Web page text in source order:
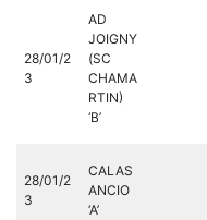
28/01/2
3
AD
JOIGNY
(SC
CHAMA
RTIN)
‘B’
28/01/2
3
CALAS
ANCIO
‘A’